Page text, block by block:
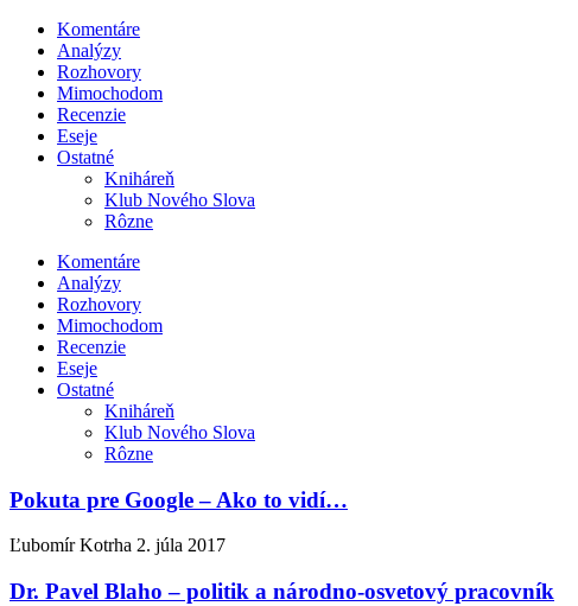
Komentáre
Analýzy
Rozhovory
Mimochodom
Recenzie
Eseje
Ostatné
Kniháreň
Klub Nového Slova
Rôzne
Komentáre
Analýzy
Rozhovory
Mimochodom
Recenzie
Eseje
Ostatné
Kniháreň
Klub Nového Slova
Rôzne
Pokuta pre Google – Ako to vidí…
Ľubomír Kotrha 2. júla 2017
Dr. Pavel Blaho – politik a národno-osvetový pracovník